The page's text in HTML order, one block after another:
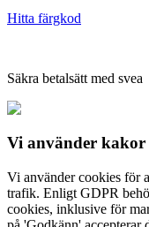
Hitta färgkod
Säkra betalsätt med svea
Vi använder kakor
Vi använder cookies för
trafik. Enligt GDPR
cookies, inklusive för